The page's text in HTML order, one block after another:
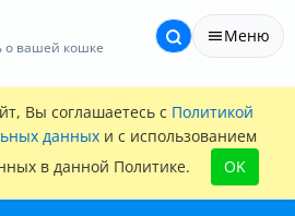
о вашей кошке
Меню
Вы соглашаетесь с Политикой
данных и с использованием
в данной Политике.
OK